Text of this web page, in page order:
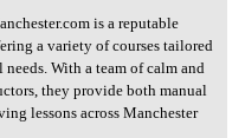
is a reputable
a variety of courses tailored
With a team of calm and
they provide both manual
lessons across Manchester